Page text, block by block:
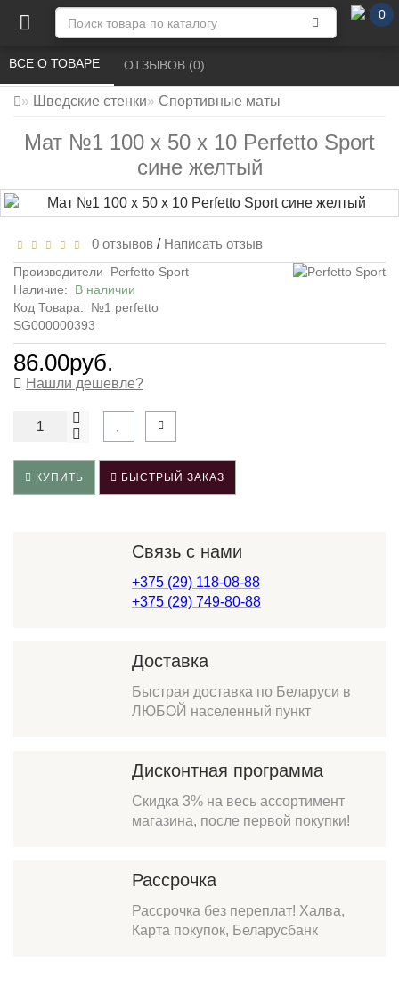
0
Шведские стенки Спортивные маты
Мат №1 100 х 50 х 10 Perfetto Sport
сине желтый
ВСЕ О ТОВАРЕ ОТЗЫВОВ (0)
0 отзывов / Написать отзыв
Производители
Perfetto Sport
Наличие: В наличии
Код Товара:
№1 perfetto
SG000000393
86.00руб.
Нашли дешевле?
КУПИТЬ БЫСТРЫЙ ЗАКАЗ
Связь с нами
+375 (29) 118-08-88
+375 (29) 749-80-88
Доставка
Быстрая доставка по Беларуси в
ЛЮБОЙ населенный пункт
Дисконтная программа
Скидка 3% на весь ассортимент
магазина, после первой покупки!
Рассрочка
Рассрочка без переплат! Халва,
Карта покупок, Беларусбанк